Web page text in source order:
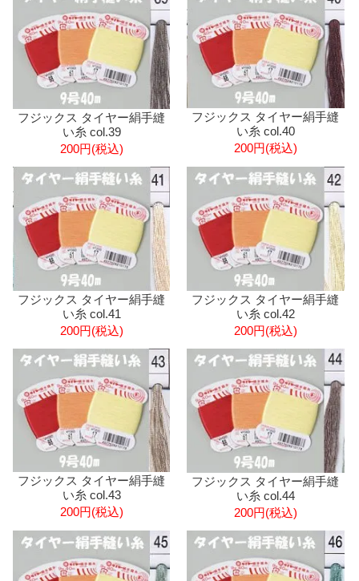
フジックス タイヤー絹手縫
い糸 col.39
200円(税込)
フジックス タイヤー絹手縫
い糸 col.40
200円(税込)
フジックス タイヤー絹手縫
い糸 col.41
200円(税込)
フジックス タイヤー絹手縫
い糸 col.42
200円(税込)
フジックス タイヤー絹手縫
い糸 col.43
200円(税込)
フジックス タイヤー絹手縫
い糸 col.44
200円(税込)